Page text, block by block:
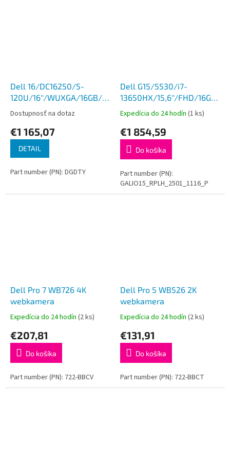
Dell 16/DC16250/5-
120U/16''/WUXGA/16GB/512GB/Intel
int/W11P/Black/3R NBD
Dostupnosť na dotaz
€1 165,07
DETAIL
Part number (PN): DGDTY
Dell G15/5530/i7-
13650HX/15,6''/FHD/16GB/
SSD/RTX
4050/W11P/Gray/3RNBD
Expedícia do 24 hodín (1 ks)
€1 854,59
Do košíka
Part number (PN):
GALIO15_RPLH_2501_1116_P
Dell Pro 7 WB726 4K
webkamera
Expedícia do 24 hodín (2 ks)
€207,81
Do košíka
Part number (PN): 722-BBCV
Dell Pro 5 WB526 2K
webkamera
Expedícia do 24 hodín (2 ks)
€131,91
Do košíka
Part number (PN): 722-BBCT